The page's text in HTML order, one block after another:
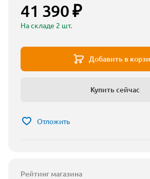
41 390 ₽
На складе 2 шт.
Добавить в
Купить сейчас
Отложить
Рейтинг магазина